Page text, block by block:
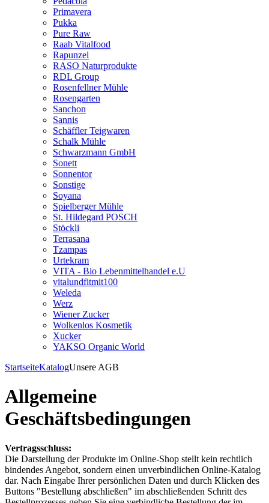
Primavera
Pukka
Pure Raw
Raab Vitalfood
Rapunzel
RASO Naturprodukte
RDL Group
Rosenfellner Mühle
Rosengarten
Sanchon
Sannis
Schäffler Teigwaren
Schalk Mühle
Schwarzmann GmbH
Sonett
Sonnentor
Sonstige
Soyana
Spielberger Mühle
St. Hildegard POSCH
Stöckli
Terrasana
Tzampas
Urtekram
VITA - Bio Lebenmittelhandel e.U
vitalundfitmit100
Weleda
Werz
Wiener Zucker
Wolkenlos Kosmetik
Xucker
YAKSO Organic World
StartseiteKatalogUnsere AGB
Allgemeine
Geschäftsbedingungen
Vertragsschluss:
Die Darstellung der Produkte im Online-Shop stellt kein rechtlich
bindendes Angebot, sondern einen unverbindlichen Online-Katalog
dar. Nach Eingabe Ihrer persönlichen Daten und durch Klicken des
Buttons "Bestellung abschließen" im abschließenden Schritt des